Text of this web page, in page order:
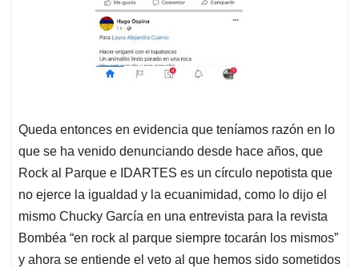
Queda entonces en evidencia que teníamos razón en lo
que se ha venido denunciando desde hace años, que
Rock al Parque e IDARTES es un círculo nepotista que
no ejerce la igualdad y la ecuanimidad, como lo dijo el
mismo Chucky García en una entrevista para la revista
Bombéa “en rock al parque siempre tocarán los mismos”
y ahora se entiende el veto al que hemos sido sometidos